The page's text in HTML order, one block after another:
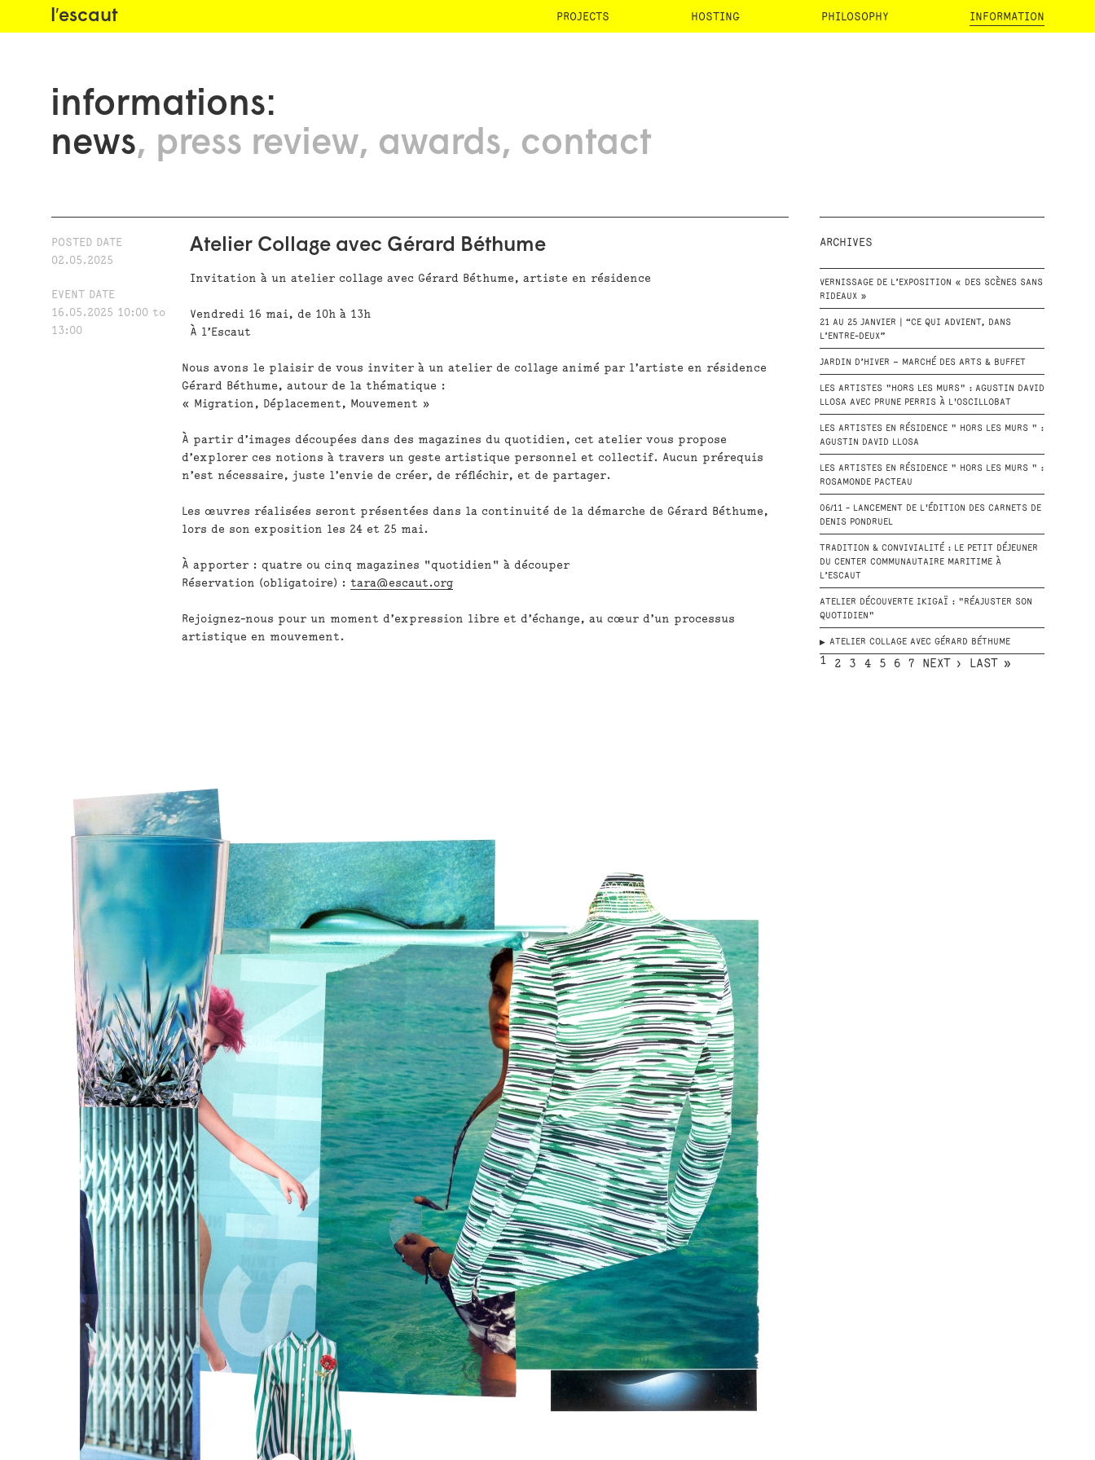
l′escaut PROJECTS HOSTING PHILOSOPHY INFORMATION
informations:
news
press review awards contact
POSTED DATE
02.05.2025
EVENT DATE
16.05.2025 10:00 to
13:00
Atelier Collage avec Gérard Béthume
Invitation à un atelier collage avec Gérard Béthume, artiste en résidence
Vendredi 16 mai, de 10h à 13h
À l’Escaut
Nous avons le plaisir de vous inviter à un atelier de collage animé par l’artiste en résidence
Gérard Béthume, autour de la thématique :
« Migration, Déplacement, Mouvement »
À partir d’images découpées dans des magazines du quotidien, cet atelier vous propose
d’explorer ces notions à travers un geste artistique personnel et collectif. Aucun prérequis
n’est nécessaire, juste l’envie de créer, de réfléchir, et de partager.
Les œuvres réalisées seront présentées dans la continuité de la démarche de Gérard Béthume,
lors de son exposition les 24 et 25 mai .
À apporter : quatre ou cinq magazines "quotidien" à découper
Réservation (obligatoire) : tara@escaut.org
Rejoignez-nous pour un moment d’expression libre et d’échange, au cœur d’un processus
artistique en mouvement.
ARCHIVES
VERNISSAGE DE L’EXPOSITION « DES SCÈNES SANS
RIDEAUX »
21 AU 25 JANVIER | “CE QUI ADVIENT, DANS
L’ENTRE-DEUX”
JARDIN D’HIVER – MARCHÉ DES ARTS & BUFFET
LES ARTISTES "HORS LES MURS" : AGUSTIN DAVID
LLOSA AVEC PRUNE PERRIS À L'OSCILLOBAT
LES ARTISTES EN RÉSIDENCE " HORS LES MURS " :
AGUSTIN DAVID LLOSA
LES ARTISTES EN RÉSIDENCE " HORS LES MURS " :
ROSAMONDE PACTEAU
06/11 - LANCEMENT DE L'ÉDITION DES CARNETS DE
DENIS PONDRUEL
TRADITION & CONVIVIALITÉ : LE PETIT DÉJEUNER
DU CENTER COMMUNAUTAIRE MARITIME À
L’ESCAUT
ATELIER DÉCOUVERTE IKIGAÏ : "RÉAJUSTER SON
QUOTIDIEN"
ATELIER COLLAGE AVEC GÉRARD BÉTHUME
1 2 3 4 5 6 7 NEXT › LAST »